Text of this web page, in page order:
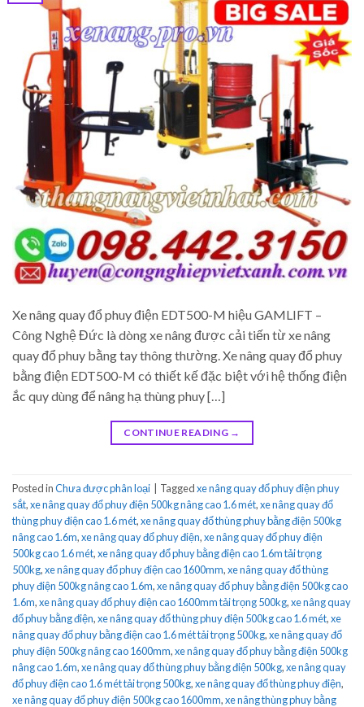
Xe nâng quay đổ phuy điện EDT500-M hiệu GAMLIFT –
Công Nghệ Đức là dòng xe nâng được cải tiến từ xe nâng
quay đổ phuy bằng tay thông thường. Xe nâng quay đổ phuy
bằng điện EDT500-M có thiết kế đặc biệt với hệ thống điện
ắc quy dùng để nâng hạ thùng phuy […]
CONTINUE READING →
Posted inChưa được phân loại Taggedxe nâng quay đổ phuy điện phuy
sắt,xe nâng quay đổ phuy điện 500kg nâng cao 1.6 mét,xe nâng quay đổ
thùng phuy điện cao 1.6 mét,xe nâng quay đổ thùng phuy bằng điện 500kg
nâng cao 1.6m,xe nâng quay đổ phuy điện,xe nâng quay đổ phuy điện
500kg cao 1.6 mét,xe nâng quay đổ phuy bằng điện cao 1.6m tải trọng
500kg,xe nâng quay đổ phuy điện cao 1600mm,xe nâng quay đổ thùng
phuy điện 500kg nâng cao 1.6m,xe nâng quay đổ phuy bằng điện 500kg cao
1.6m,xe nâng quay đổ phuy điện cao 1600mm tải trọng 500kg,xe nâng quay
đổ phuy bằng điện,xe nâng quay đổ thùng phuy điện 500kg cao 1.6 mét,xe
nâng quay đổ phuy bằng điện cao 1.6 mét tải trọng 500kg,xe nâng quay đổ
phuy điện 500kg nâng cao 1600mm,xe nâng quay đổ phuy bằng điện 500kg
nâng cao 1.6m,xe nâng quay đổ thùng phuy bằng điện 500kg,xe nâng quay
đổ phuy điện cao 1.6 mét tải trọng 500kg,xe nâng quay đổ thùng phuy điện,
xe nâng quay đổ phuy điện 500kg cao 1600mm,xe nâng thùng phuy bằng